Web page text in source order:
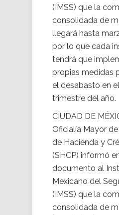
(IMSS) que la
consolidada de
llegará hasta
por lo que cada
tendrá que
propias medidas
el desabasto en
trimestre del año.
CIUDAD DE
Oficialía Mayor
de Hacienda y
(SHCP) informó
documento al
Mexicano del
(IMSS) que la
consolidada de